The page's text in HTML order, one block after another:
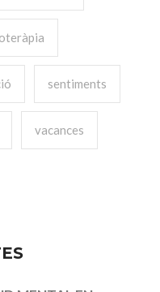
sentiments
vacances